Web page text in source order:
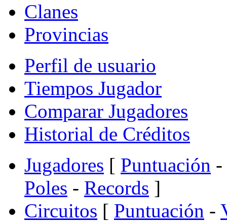
Clanes
Provincias
Perfil de usuario
Tiempos Jugador
Comparar Jugadores
Historial de Créditos
Jugadores [ Puntuación -
Poles - Records ]
Circuitos [ Puntuación -